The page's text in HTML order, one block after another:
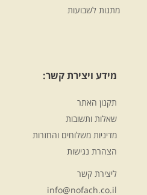
מתנות לשבועות
מידע ויצירת קשר:
תקנון האתר
שאלות ותשובות
מדיניות משלוחים והחזרות
הצהרת נגישות
ליצירת קשר
info@nofach.co.il